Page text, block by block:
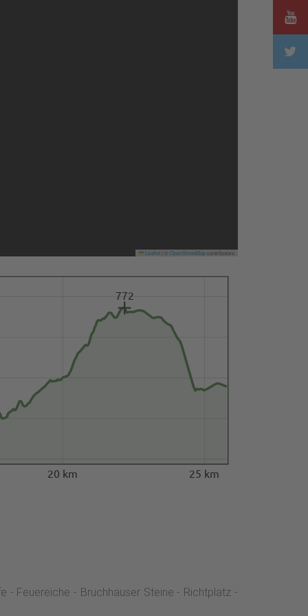
Leaflet OpenStreetMapcontributors
20 km 25 km
772
- Feuereiche - Bruchhauser Steine - Richtplatz -